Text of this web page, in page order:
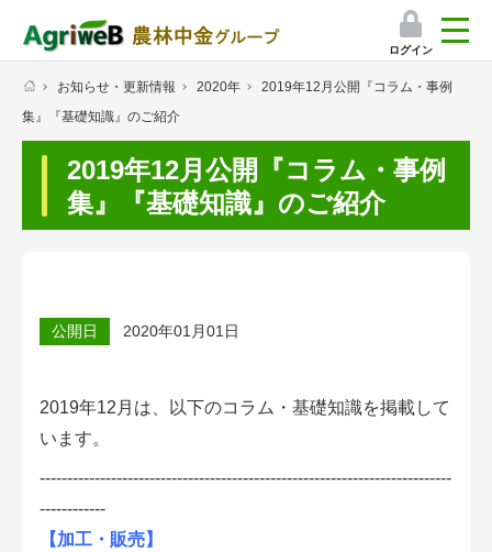
ログイン
検索
マイページ
プレミアムサービス
プレミアムサービスのご紹介
挑戦者たちの奮闘記
お知らせ・更新情報 2020年
2019年12月公開『コラム・事例
集』『基礎知識』のご紹介
2019年12月公開『コラム・事例
集』『基礎知識』のご紹介
公開日 2020年01月01日
2019年12月は、以下のコラム・基礎知識を掲載して
います。
---------------------------------------------------------------------------
------------
【加工・販売】